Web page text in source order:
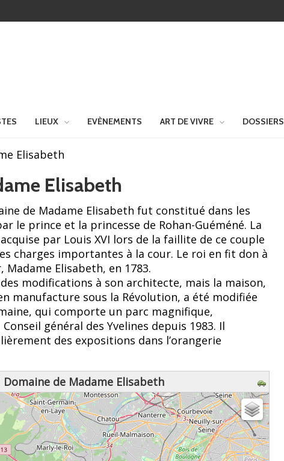
LIEUX EVÈNEMENTS ART DE VIVRE DOSSIERS
Elisabeth
Elisabeth
de Madame Elisabeth fut constitué dans les
le prince et la princesse de Rohan-Guéméné. La
par Louis XVI lors de la faillite de ce couple
charges importantes à la cour. Le roi en fit don à
Madame Elisabeth, en 1783.
modifications à son architecte, mais la maison,
manufacture sous la Révolution, a été modifiée
qui comporte un parc magnifique,
général des Yvelines depuis 1983. Il
des expositions dans l’orangerie
de Madame Elisabeth
patienter...